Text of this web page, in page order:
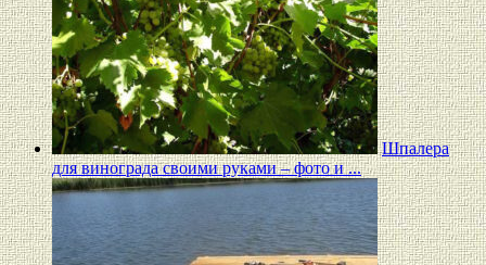
Шпалера
для винограда своими руками – фото и ...